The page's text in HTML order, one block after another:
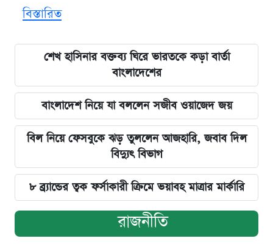
বিস্তারিত
শেখ হাসিনার বক্তব্য ঘিরে ভারতকে কড়া বার্তা
বাংলাদেশের
বাংলাদেশ নিয়ে যা বললেন সজীব ওয়াজেদ জয়
বিল নিয়ে ফেসবুকে ঝড় তুললেন আজহারি, জবাব দিল
বিদ্যুৎ বিভাগ
৮ ব্র্যান্ডের ত্বক ফর্সাকারী ক্রিমে ভয়াবহ মাত্রার মার্কারি
রাজনীতি